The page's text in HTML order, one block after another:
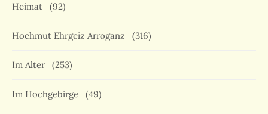
Heimat (92)
Hochmut Ehrgeiz Arroganz (316)
Im Alter (253)
Im Hochgebirge (49)